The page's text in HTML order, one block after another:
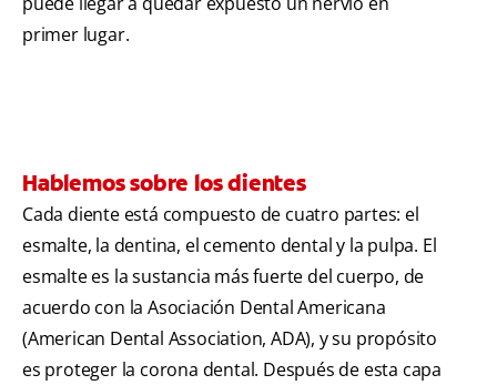
primer lugar.
Hablemos sobre los dientes
Cada diente está compuesto de cuatro partes: el
esmalte, la dentina, el cemento dental y la pulpa. El
esmalte es la sustancia más fuerte del cuerpo, de
acuerdo con la Asociación Dental Americana
(American Dental Association, ADA), y su propósito
es proteger la corona dental. Después de esta capa